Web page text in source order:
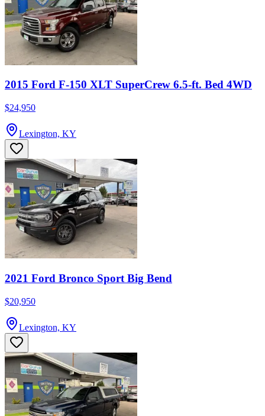
2015 Ford F-150 XLT SuperCrew 6.5-ft. Bed 4WD
$24,950
Lexington, KY
2021 Ford Bronco Sport Big Bend
$20,950
Lexington, KY